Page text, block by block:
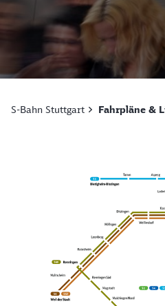
S-Bahn Stuttgart Fahrpläne &